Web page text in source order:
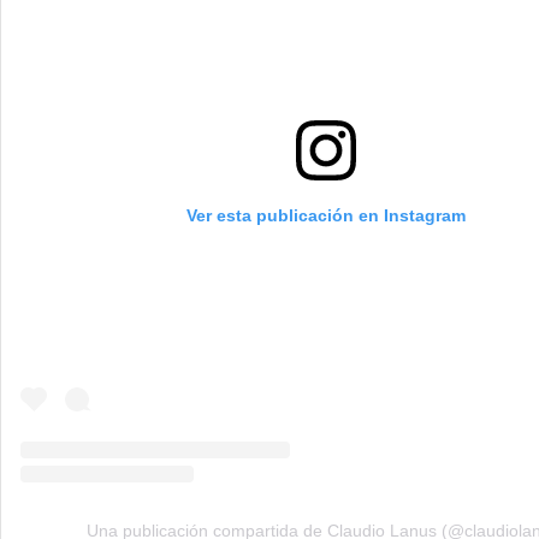
Ver esta publicación en Instagram
Una publicación compartida de Claudio Lanus